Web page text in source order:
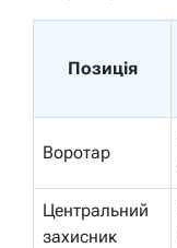
Позиція
Воротар
Центральний
захисник